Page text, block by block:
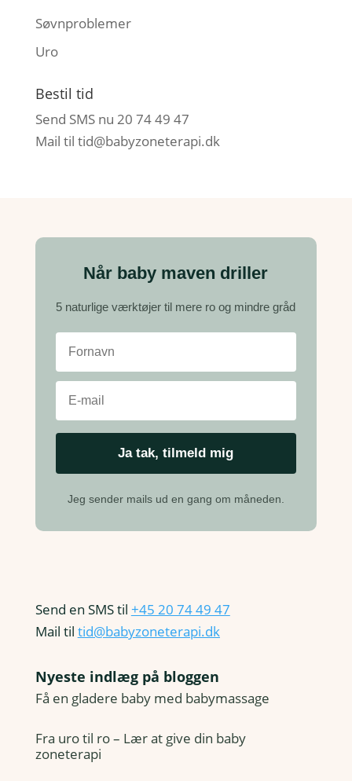
Søvnproblemer
Uro
Bestil tid
Send SMS nu 20 74 49 47
Mail til tid@babyzoneterapi.dk
Når baby maven driller
5 naturlige værktøjer til mere ro og mindre gråd
Jeg sender mails ud en gang om måneden.
Send en SMS til +45 20 74 49 47
Mail til tid@babyzoneterapi.dk
Nyeste indlæg på bloggen
Få en gladere baby med babymassage
Fra uro til ro – Lær at give din baby
zoneterapi